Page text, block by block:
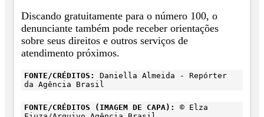
Discando gratuitamente para o número 100, o
denunciante também pode receber orientações
sobre seus direitos e outros serviços de
atendimento próximos.
FONTE/CRÉDITOS:
Daniella Almeida - Repórter
da Agência Brasil
FONTE/CRÉDITOS (IMAGEM DE CAPA):
© Elza